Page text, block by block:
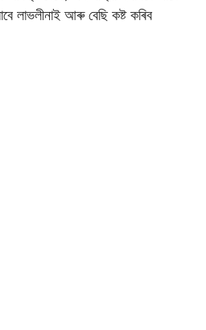
লাভলীনাই আৰু বেছি কষ্ট কৰিব